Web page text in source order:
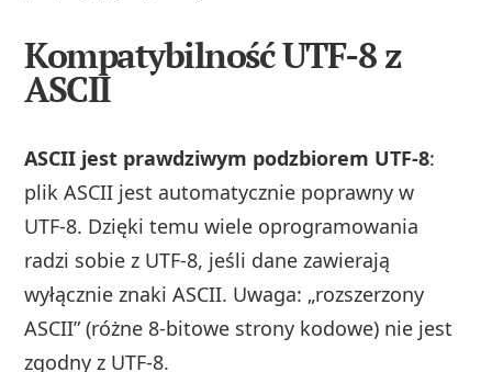
Kompatybilność UTF-8 z
ASCII
ASCII jest prawdziwym podzbiorem UTF‑8:
plik ASCII jest automatycznie poprawny w
UTF‑8. Dzięki temu wiele oprogramowania
radzi sobie z UTF‑8, jeśli dane zawierają
wyłącznie znaki ASCII. Uwaga: „rozszerzony
ASCII” (różne 8‑bitowe strony kodowe) nie jest
zgodny z UTF‑8.